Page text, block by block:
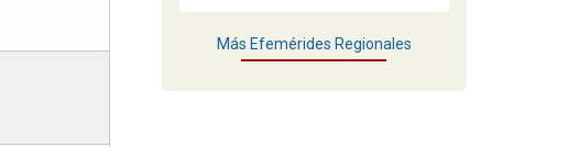
Más Efemérides Regionales